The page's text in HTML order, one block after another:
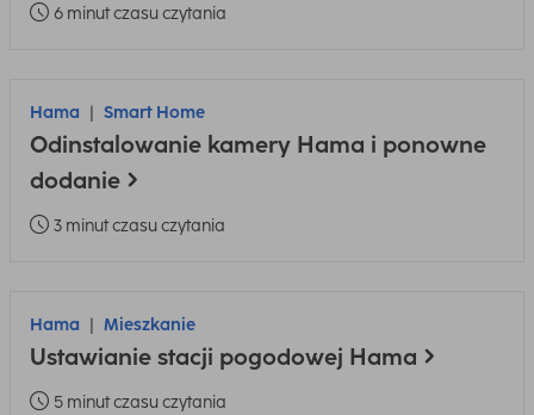
6 minut czasu czytania
Hama Smart Home
Odinstalowanie kamery Hama i ponowne
dodanie
3 minut czasu czytania
Hama Mieszkanie
Ustawianie stacji pogodowej Hama
5 minut czasu czytania